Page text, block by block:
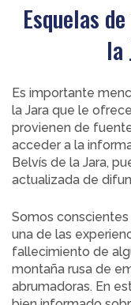
Esquelas
la
Es importante
la Jara que le
provienen de
acceder a la
Belvís de la Jara,
actualizada de
Somos
una de las
fallecimiento de
montaña rusa de
abrumadoras. En